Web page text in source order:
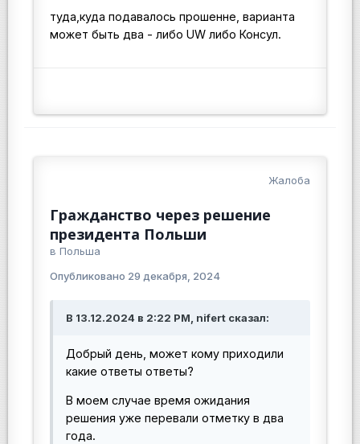
туда,куда подавалось прошенне, варианта
может быть два - либо UW либо Консул.
Жалоба
Гражданство через решение
президента Польши
в Польша
Опубликовано 29 декабря, 2024
В 13.12.2024 в 2:22 PM, nifert сказал:
Добрый день, может кому приходили
какие ответы ответы?
В моем случае время ожидания
решения уже перевали отметку в два
года.